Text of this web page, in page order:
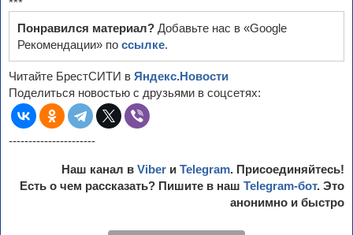
***
Понравился материал? Добавьте нас в «Google
Рекомендации» по ссылке.
Читайте БрестСИТИ в Яндекс.Новости
Поделиться новостью с друзьями в соцсетях:
----------------------
Наш канал в Viber и Telegram. Присоединяйтесь!
Есть о чем рассказать? Пишите в наш Telegram-бот. Это
анонимно и быстро